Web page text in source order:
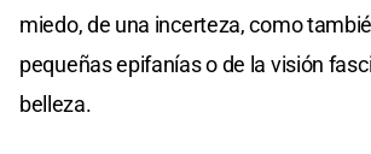
miedo, de una incerteza, como
pequeñas epifanías o de la visión
belleza.